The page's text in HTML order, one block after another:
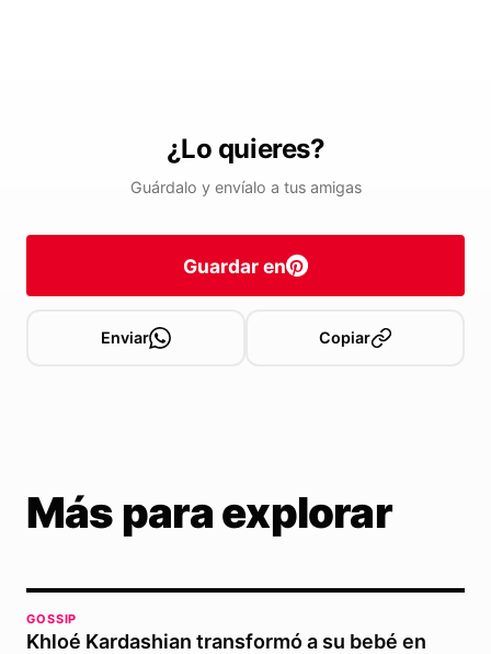
¿Lo quieres?
Guárdalo y envíalo a tus amigas
Guardar en
Enviar Copiar
Más para explorar
GOSSIP
Khloé Kardashian transformó a su bebé en